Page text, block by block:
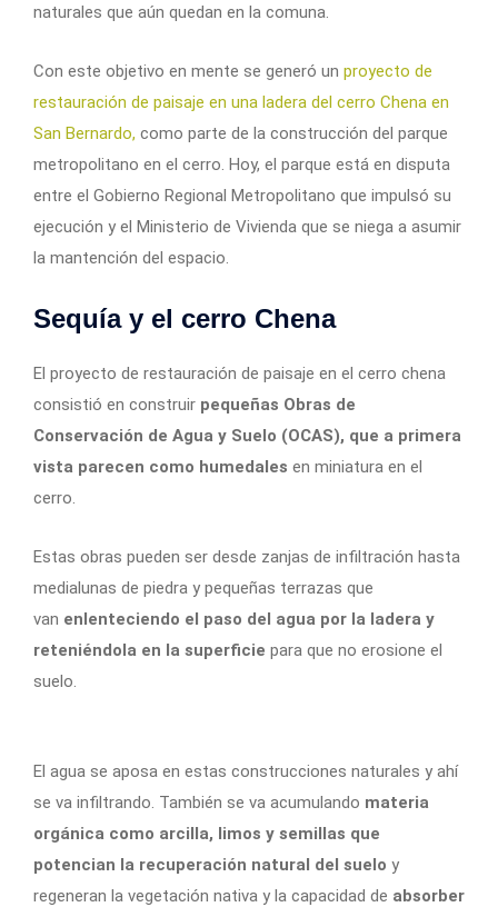
naturales que aún quedan en la comuna.
Con este objetivo en mente se generó un proyecto de
restauración de paisaje en una ladera del cerro Chena en
San Bernardo, como parte de la construcción del parque
metropolitano en el cerro. Hoy, el parque está en disputa
entre el Gobierno Regional Metropolitano que impulsó su
ejecución y el Ministerio de Vivienda que se niega a asumir
la mantención del espacio.
Sequía y el cerro Chena
El proyecto de restauración de paisaje en el cerro chena
consistió en construir pequeñas Obras de
Conservación de Agua y Suelo (OCAS), que a primera
vista parecen como humedales en miniatura en el
cerro.
Estas obras pueden ser desde zanjas de infiltración hasta
medialunas de piedra y pequeñas terrazas que
van enlenteciendo el paso del agua por la ladera y
reteniéndola en la superficie para que no erosione el
suelo.
El agua se aposa en estas construcciones naturales y ahí
se va infiltrando. También se va acumulando materia
orgánica como arcilla, limos y semillas que
potencian la recuperación natural del suelo y
regeneran la vegetación nativa y la capacidad de absorber